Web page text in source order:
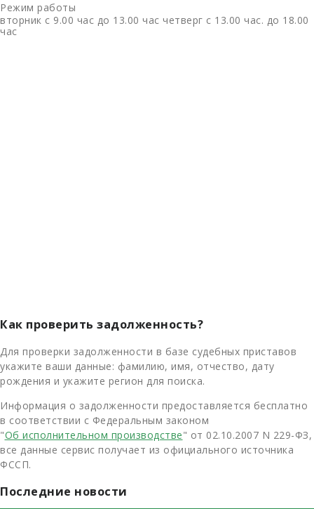
Режим работы
вторник с 9.00 час до 13.00 час четверг с 13.00 час. до 18.00
час
Как проверить задолженность?
Для проверки задолженности в базе судебных приставов
укажите ваши данные: фамилию, имя, отчество, дату
рождения и укажите регион для поиска.
Информация о задолженности предоставляется бесплатно
в соответствии с Федеральным законом
"Об исполнительном производстве" от 02.10.2007 N 229-ФЗ,
все данные сервис получает из официального источника
ФССП.
Последние новости